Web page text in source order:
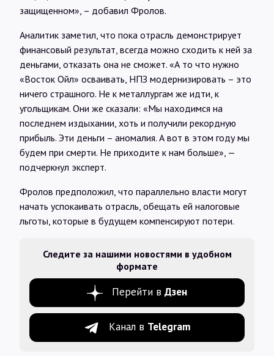
защищенном», – добавил Фролов.
Аналитик заметил, что пока отрасль демонстрирует
финансовый результат, всегда можно сходить к ней за
деньгами, отказать она не сможет. «А то что нужно
«Восток Ойл» осваивать, НПЗ модернизировать – это
ничего страшного. Не к металлургам же идти, к
угольщикам. Они же сказали: «Мы находимся на
последнем издыхании, хоть и получили рекордную
прибыль. Эти деньги – аномалия. А вот в этом году мы
будем при смерти. Не приходите к нам больше», —
подчеркнул эксперт.
Фролов предположил, что параллельно власти могут
начать успокаивать отрасль, обещать ей налоговые
льготы, которые в будущем компенсируют потери.
Следите за нашими новостями в удобном
формате
Перейти в Дзен
Канал в Telegram